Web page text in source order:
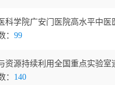
科学院广安门医院高水平中医
： 99
资源持续利用全国重点实验室
： 140